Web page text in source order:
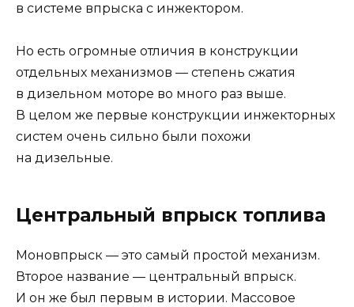
в системе впрыска с инжектором.
Но есть огромные отличия в конструкции
отдельных механизмов — степень сжатия
в дизельном моторе во много раз выше.
В целом же первые конструкции инжекторных
систем очень сильно были похожи
на дизельные.
Центральный впрыск топлива
Моновпрыск — это самый простой механизм.
Второе название — центральный впрыск.
И он же был первым в истории. Массовое